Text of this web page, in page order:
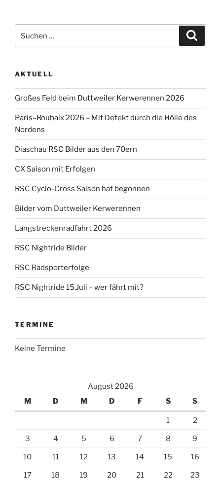
Zugspitze“
nach:
AKTUELL
Großes Feld beim Duttweiler Kerwerennen 2026
Paris–Roubaix 2026 – Mit Defekt durch die Hölle des
Nordens
Diaschau RSC Bilder aus den 70ern
CX Saison mit Erfolgen
RSC Cyclo-Cross Saison hat begonnen
Bilder vom Duttweiler Kerwerennen
Langstreckenradfahrt 2026
RSC Nightride Bilder
RSC Radsporterfolge
RSC Nightride 15.Juli – wer fährt mit?
TERMINE
Keine Termine
August 2026
M
D M D F S S
1 2
3 4 5 6 7 8 9
10 11 12 13 14 15 16
17 18 19 20 21 22 23